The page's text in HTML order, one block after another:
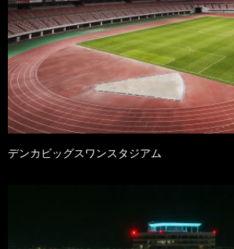
デンカビッグスワンスタジアム